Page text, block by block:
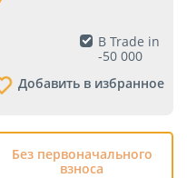
В Trade in
-50 000
Добавить в избранное
Без первоначального
взноса